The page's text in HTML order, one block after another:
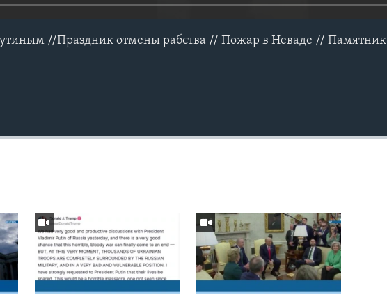
//Праздник отмены рабства // Пожар в Неваде // Памятник